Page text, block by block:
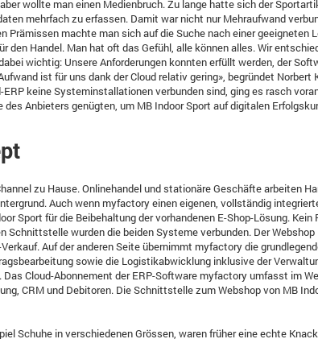
wollte man einen Medienbruch. Zu lange hatte sich der
mehrfach zu erfassen. Damit war nicht nur Mehraufwand
Prämissen machte man sich auf die Suche nach einer geeigneten
den Handel. Man hat oft das Gefühl, alle können alles. Wir
wichtig: Unsere Anforderungen konnten erfüllt werden, der
ist für uns dank der Cloud relativ gering», begründet Norbert
keine Systeminstallationen verbunden sind, ging es rasch
Anbieters genügten, um MB Indoor Sport auf digitalen
zu Hause. Onlinehandel und stationäre Geschäfte arbeiten
Auch wenn myfactory einen eigenen, vollständig
Sport für die Beibehaltung der vorhandenen E-Shop-Lösung.
Schnittstelle wurden die beiden Systeme verbunden. Der
Auf der anderen Seite übernimmt myfactory die
sowie die Logistikabwicklung inklusive der
Das Cloud-Abonnement der ERP-Software myfactory umfasst im
CRM und Debitoren. Die Schnittstelle zum Webshop von MB
Schuhe in verschiedenen Grössen, waren früher eine echte